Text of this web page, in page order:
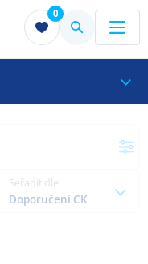
0
Menu Menu
Seřadit dle
Doporučení CK